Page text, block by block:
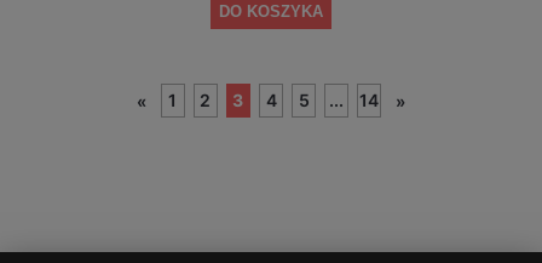
DO KOSZYKA
« 1 2 3 4 5 ... 14 »